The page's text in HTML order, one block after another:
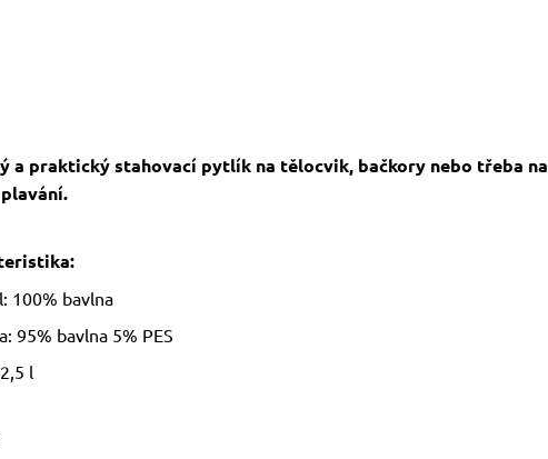
a praktický stahovací pytlík na tělocvik, bačkory nebo třeba na
100% bavlna
95% bavlna 5% PES
l